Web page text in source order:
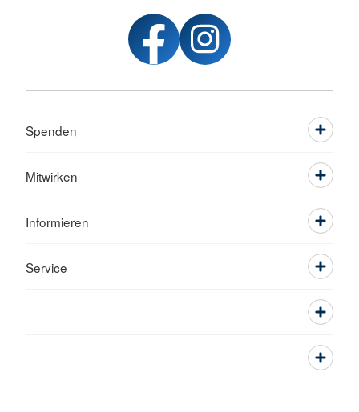
Spenden
Mitwirken
Informieren
Service